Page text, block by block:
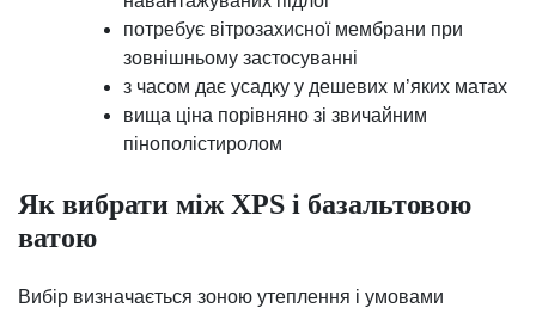
потребує вітрозахисної мембрани при
зовнішньому застосуванні
з часом дає усадку у дешевих м’яких матах
вища ціна порівняно зі звичайним
пінополістиролом
Як вибрати між XPS і базальтовою
ватою
Вибір визначається зоною утеплення і умовами